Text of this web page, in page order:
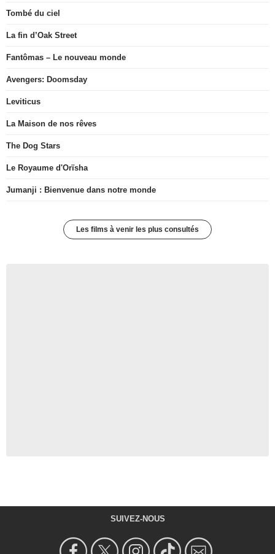
Tombé du ciel
La fin d’Oak Street
Fantômas – Le nouveau monde
Avengers: Doomsday
Leviticus
La Maison de nos rêves
The Dog Stars
Le Royaume d'Orïsha
Jumanji : Bienvenue dans notre monde
Les films à venir les plus consultés
SUIVEZ-NOUS